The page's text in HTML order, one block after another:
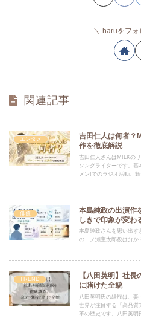
haruをフォ
関連記事
エンタメ
吉田仁人は何者？
作を徹底解説
吉田仁人さんはM!LKの
ソングライターです。基
メン!でのラジオ活動、
俳優
本島純政の出演作
しきで印象が変わ
本島純政さんを思い出す
の一ノ瀬宝太郎役は分か
TREND
【八田英明】社
に賭けた全貌
八田英明氏の経歴は、妻
世界が注目する「高品質
革の歴史です。八田英明